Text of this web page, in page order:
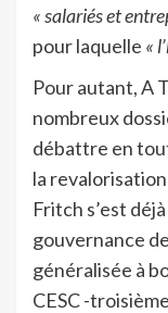
« salariés et
pour laquelle «
Pour autant, A
nombreux
débattre en
la
Fritch s’est
gouvernance
généralisée à
CESC -